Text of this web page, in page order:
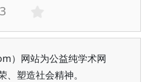
3
）网站为公益纯学术网
塑造社会精神。